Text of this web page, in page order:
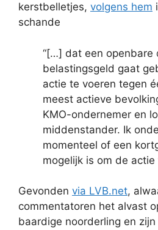
kerstbelletjes, volgens hem
schande
“[…] dat een openbare
belastingsgeld gaat
actie te voeren tegen
meest actieve
KMO-ondernemer en
middenstander. Ik
momenteel of een
mogelijk is om de actie
Gevonden via LVB.net,
commentatoren het alvast
baardige noorderling en